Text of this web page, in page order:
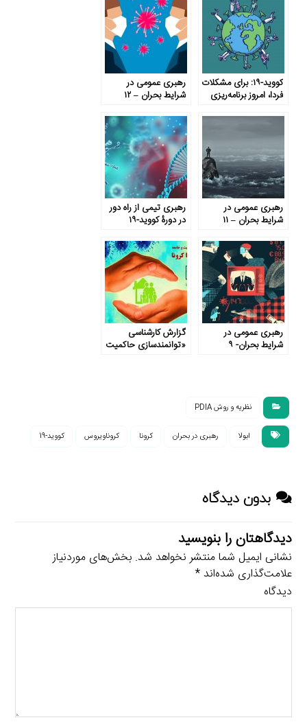
کووید-۱۹: برای مشکلات
فردا، امروز برنامه‌ریزی
رهبری عمومی در
شرایط بحران – ۱۲
رهبری عمومی در
شرایط بحران – ۱۱
رهبری تیمی از راه دور
در دورۀ کووید-۱۹
رهبری عمومی در
شرایط بحران- ۹
گزارش کارشناسی
«توانمندسازی حاکمیت
نظریه و روش PDIA
ابولا رهبری در بحران کرونا کروناویروس کووید-19
بدون دیدگاه
دیدگاهتان را بنویسید
نشانی ایمیل شما منتشر نخواهد شد. بخش‌های موردنیاز
علامت‌گذاری شده‌اند*
دیدگاه